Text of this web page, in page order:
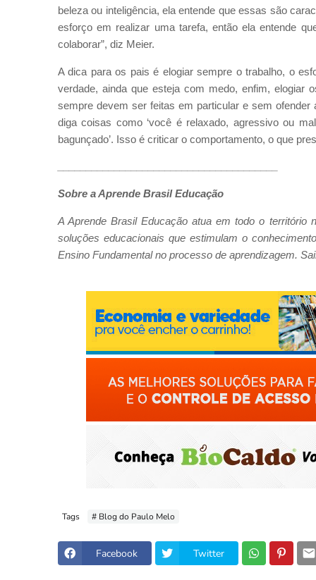
beleza ou inteligência, ela entende que essas são
esforço em realizar uma tarefa, então ela entende
colaborar”, diz Meier.
A dica para os pais é elogiar sempre o trabalho, o
verdade, ainda que esteja com medo, enfim, elogiar
sempre devem ser feitas em particular e sem
diga coisas como ‘você é relaxado, agressivo ou
bagunçado’. Isso é criticar o comportamento, o que
Sobre a Aprende Brasil Educação
A Aprende Brasil Educação atua em todo o território
soluções educacionais que estimulam o
Ensino Fundamental no processo de aprendizagem.
Tags # Blog do Paulo Melo
Facebook Twitter